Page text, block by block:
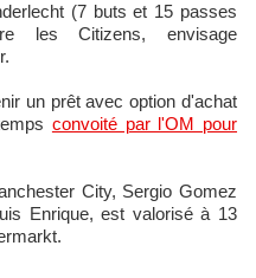
(7 buts et 15 passes
les Citizens, envisage
un prêt avec option d'achat
convoité par l'OM pour
City, Sergio Gomez
Enrique, est valorisé à 13